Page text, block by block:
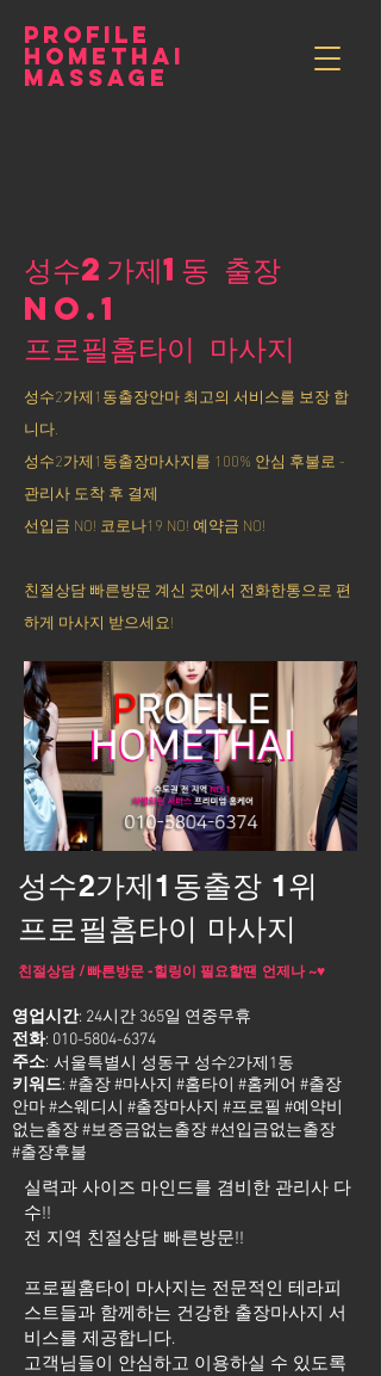
PROFILE
HOMETHAI
MASSAGE
성수2가제1동 출장
NO.1
​프로필홈타이 마사지
성수2가제1동출장안마 최고의 서비스를 보장 합
니다.
성수2가제1동출장마사지를 100% 안심 후불로 -
관리사 도착 후 결제
선입금 NO! 코로나19 NO! 예약금 NO!
친절상담 빠른방문 계신 곳에서 전화한통으로 편
하게 마사지 받으세요!
성수2가제1동출장 1위
프로필홈타이 마사지
친절상담 / 빠른방문 -힐링이 필요할땐 언제나 ~♥
영업시간: 24시간 365일 연중무휴
전화: 010-5804-6374
주소:
키워드: #출장 #마사지 #홈타이 #홈케어 #출장
안마 #스웨디시 #출장마사지 #프로필 #예약비
없는출장 #보증금없는출장 #선입금없는출장
#출장후불
서울특별시 성동구 성수2가제1동
실력과 사이즈 마인드를 겸비한 관리사 다
수!!
전 지역 친절상담 빠른방문!!
프로필홈타이 마사지는 전문적인 테라피
스트들과 함께하는 건강한 출장마사지 서
비스를 제공합니다.
고객님들이 안심하고 이용하실 수 있도록